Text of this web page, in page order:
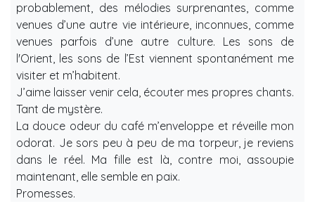
probablement, des mélodies surprenantes, comme
venues d’une autre vie intérieure, inconnues, comme
venues parfois d’une autre culture. Les sons de
l'Orient, les sons de l’Est viennent spontanément me
visiter et m’habitent.
J’aime laisser venir cela, écouter mes propres chants.
Tant de mystère.
La douce odeur du café m’enveloppe et réveille mon
odorat. Je sors peu à peu de ma torpeur, je reviens
dans le réel. Ma fille est là, contre moi, assoupie
maintenant, elle semble en paix.
Promesses.